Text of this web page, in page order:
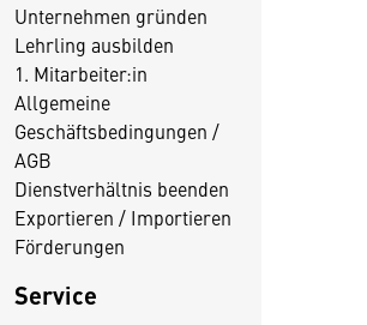
Unternehmen gründen
Lehrling ausbilden
1. Mitarbeiter:in
Allgemeine
Geschäftsbedingungen /
AGB
Dienstverhältnis beenden
Exportieren / Importieren
Förderungen
Service